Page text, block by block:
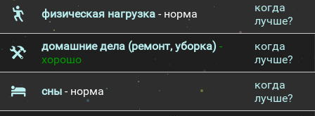
физическая нагрузка - норма
когда
лучше?
домашние дела (ремонт, уборка) -
хорошо
когда
лучше?
сны - норма
когда
лучше?